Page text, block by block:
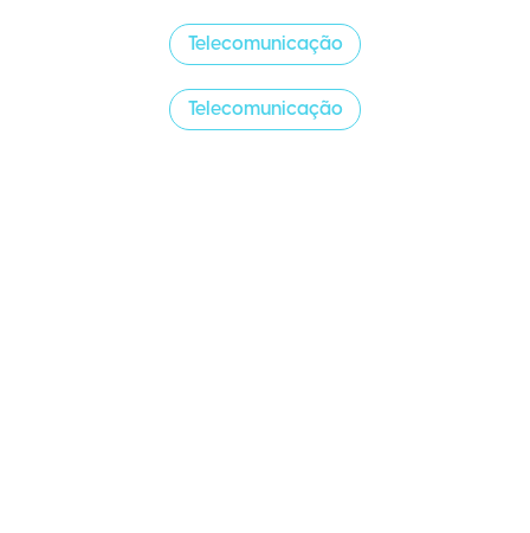
Telecomunicação
Telecomunicação